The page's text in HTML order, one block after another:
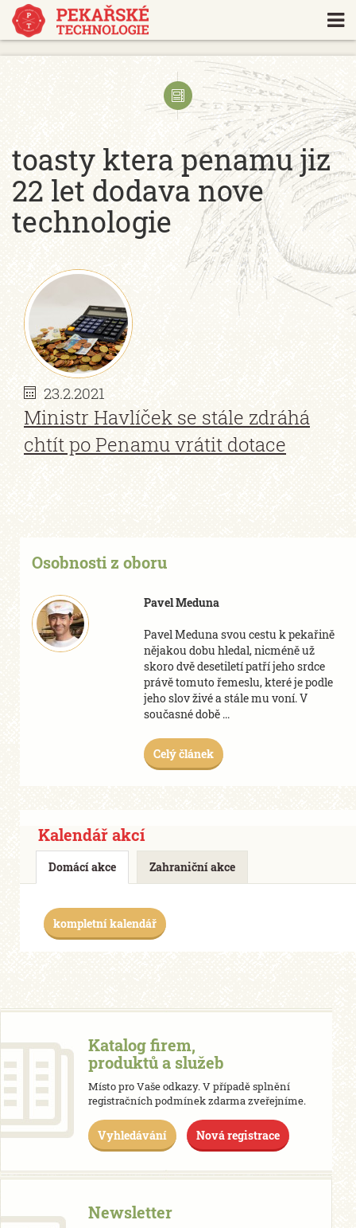
https://www.traditionrolex.com/18
toasty ktera penamu jiz
22 let dodava nove
technologie
23.2.2021
Ministr Havlíček se stále zdráhá
chtít po Penamu vrátit dotace
Osobnosti z oboru
Pavel Meduna
Pavel Meduna svou cestu k pekařině
nějakou dobu hledal, nicméně už
skoro dvě desetiletí patří jeho srdce
právě tomuto řemeslu, které je podle
jeho slov živé a stále mu voní. V
současné době ...
Celý článek
Kalendář akcí
Domácí akce Zahraniční akce
kompletní kalendář
Katalog firem,
produktů a služeb
Místo pro Vaše odkazy. V případě splnění
registračních podmínek zdarma zveřejníme.
Vyhledávání Nová registrace
Newsletter